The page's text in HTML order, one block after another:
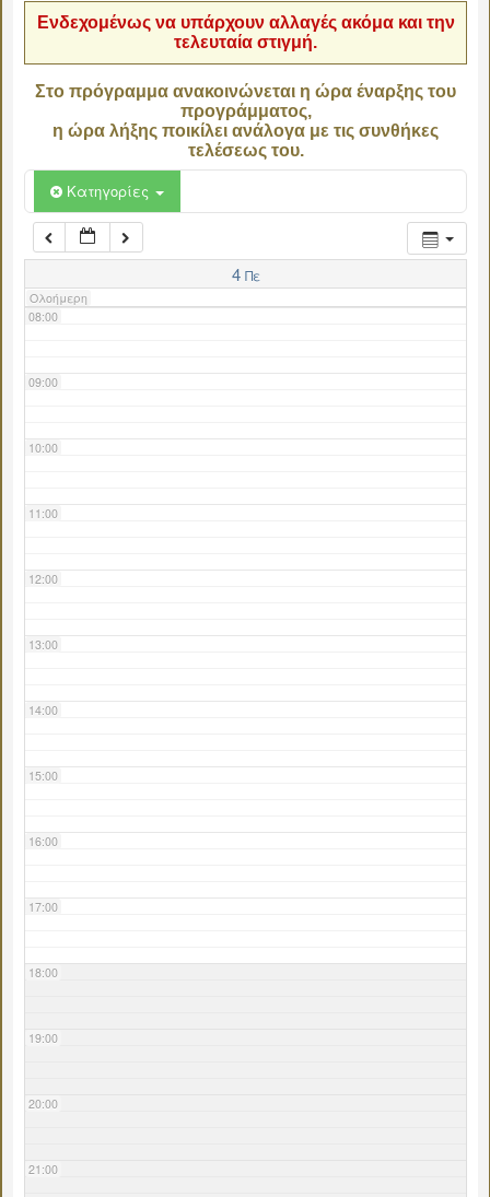
Ενδεχομένως να υπάρχουν αλλαγές ακόμα και την
τελευταία στιγμή.
Στο πρόγραμμα ανακοινώνεται η ώρα έναρξης του
προγράμματος,
η ώρα λήξης ποικίλει ανάλογα με τις συνθήκες
τελέσεως του.
Κατηγορίες
4 Πε
Ολοήμερη
06:00
07:00
08:00
09:00
10:00
11:00
12:00
13:00
14:00
15:00
16:00
17:00
18:00
19:00
20:00
21:00